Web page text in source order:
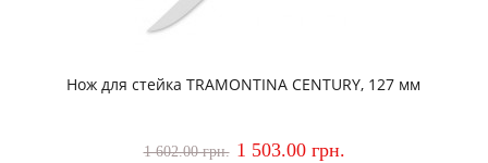
Нож для стейка TRAMONTINA CENTURY, 127 мм
1 602.00 грн. 1 503.00 грн.